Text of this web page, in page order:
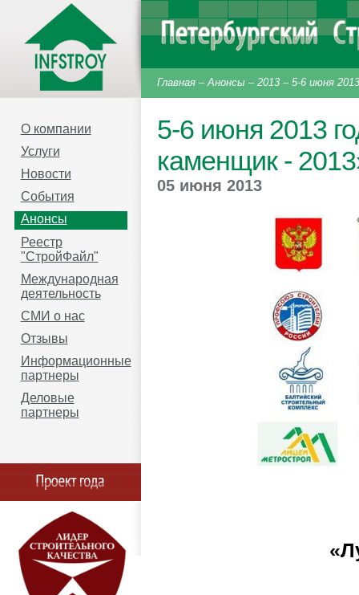
5-6 июня 2013
каменщик -
05 июня 2013
Главная –Анонсы –2013 –5-6 июня
О компании
Услуги
Новости
События
Анонсы
Реестр
"СтройФайл"
Международная
деятельность
СМИ о нас
Отзывы
Информационные
партнеры
Деловые
партнеры